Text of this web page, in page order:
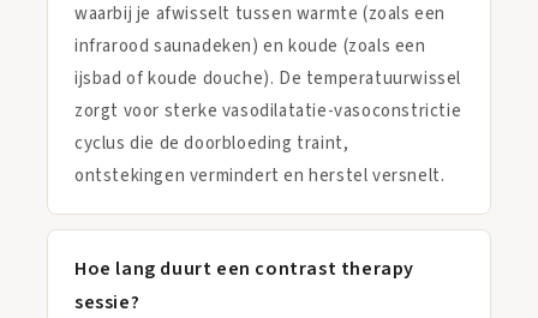
waarbij je afwisselt tussen warmte (zoals een
infrarood saunadeken) en koude (zoals een
ijsbad of koude douche). De temperatuurwissel
zorgt voor sterke vasodilatatie-vasoconstrictie
cyclus die de doorbloeding traint,
ontstekingen vermindert en herstel versnelt.
Hoe lang duurt een contrast therapy
sessie?